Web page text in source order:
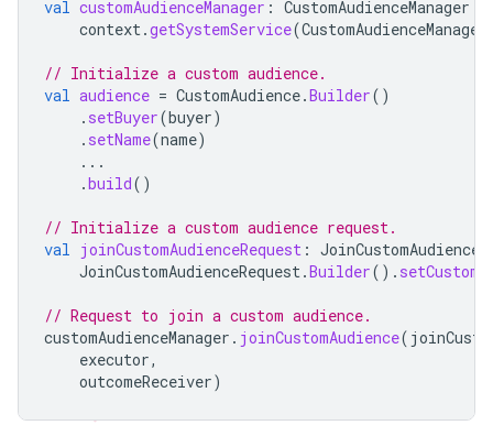
val customAudienceManager : CustomAudienceManager
context .getSystemService(CustomAudienceManager
// Initialize a custom audience.
val audience = CustomAudience.Builder()
. setBuyer(buyer)
. setName(name)
...
.build()
// Initialize a custom audience request.
val
joinCustomAudienceRequest :
JoinCustomAudienceRequest .Builder().
// Request to join a custom audience.
customAudienceManager . joinCustomAudience(
executor,
outcomeReceiver)